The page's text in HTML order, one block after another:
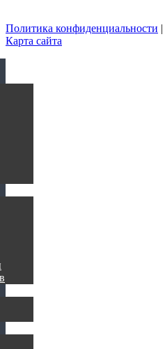
Политика конфиденциальности |
Карта сайта